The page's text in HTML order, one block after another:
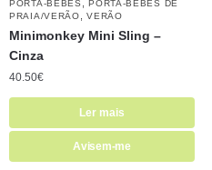
PORTA-BEBÉS ,PORTA-BEBÉS DE
PRAIA/VERÃO
,VERÃO
Minimonkey Mini Sling –
Cinza
40.50€
Ler mais
Avisem-me